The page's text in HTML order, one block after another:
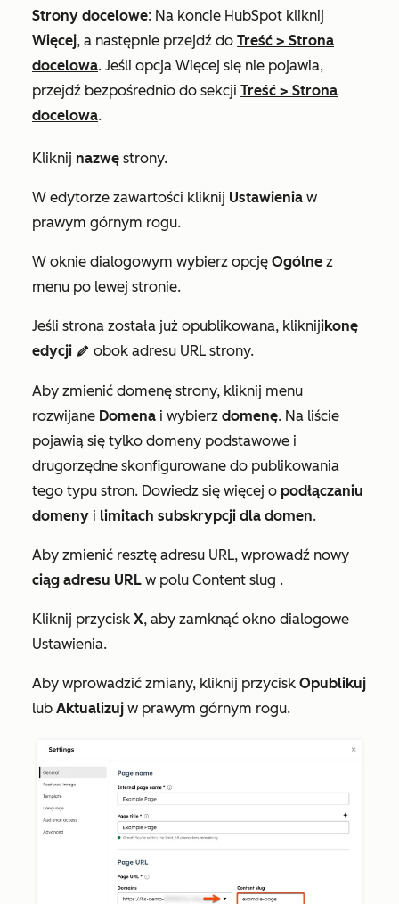
Strony docelowe: Na koncie HubSpot kliknij
Więcej, a następnie przejdź do Treść > Strona
docelowa. Jeśli opcja Więcej się nie pojawia,
przejdź bezpośrednio do sekcji Treść > Strona
docelowa.
Kliknij nazwę strony.
W edytorze zawartości kliknij Ustawienia w
prawym górnym rogu.
W oknie dialogowym wybierz opcję Ogólne z
menu po lewej stronie.
Jeśli strona została już opublikowana, kliknijikonę
edycji edit obok adresu URL strony.
Aby zmienić domenę strony, kliknij menu
rozwijane Domena i wybierz domenę. Na liście
pojawią się tylko domeny podstawowe i
drugorzędne skonfigurowane do publikowania
tego typu stron. Dowiedz się więcej o podłączaniu
domeny i limitach subskrypcji dla domen.
Aby zmienić resztę adresu URL, wprowadź nowy
ciąg adresu URL w polu Content slug .
Kliknij przycisk X, aby zamknąć okno dialogowe
Ustawienia.
Aby wprowadzić zmiany, kliknij przycisk Opublikuj
lub Aktualizuj w prawym górnym rogu.